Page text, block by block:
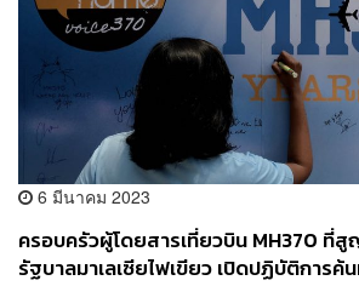
6 มีนาคม 2023
ครอบครัวผู้โดยสารเที่ยวบิน MH370 ที่
รัฐบาลมาเลเซียไฟเขียว เปิดปฏิบัติการค้